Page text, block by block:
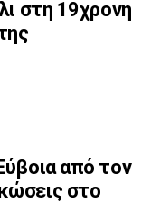
στη 19χρονη
από τον
στο